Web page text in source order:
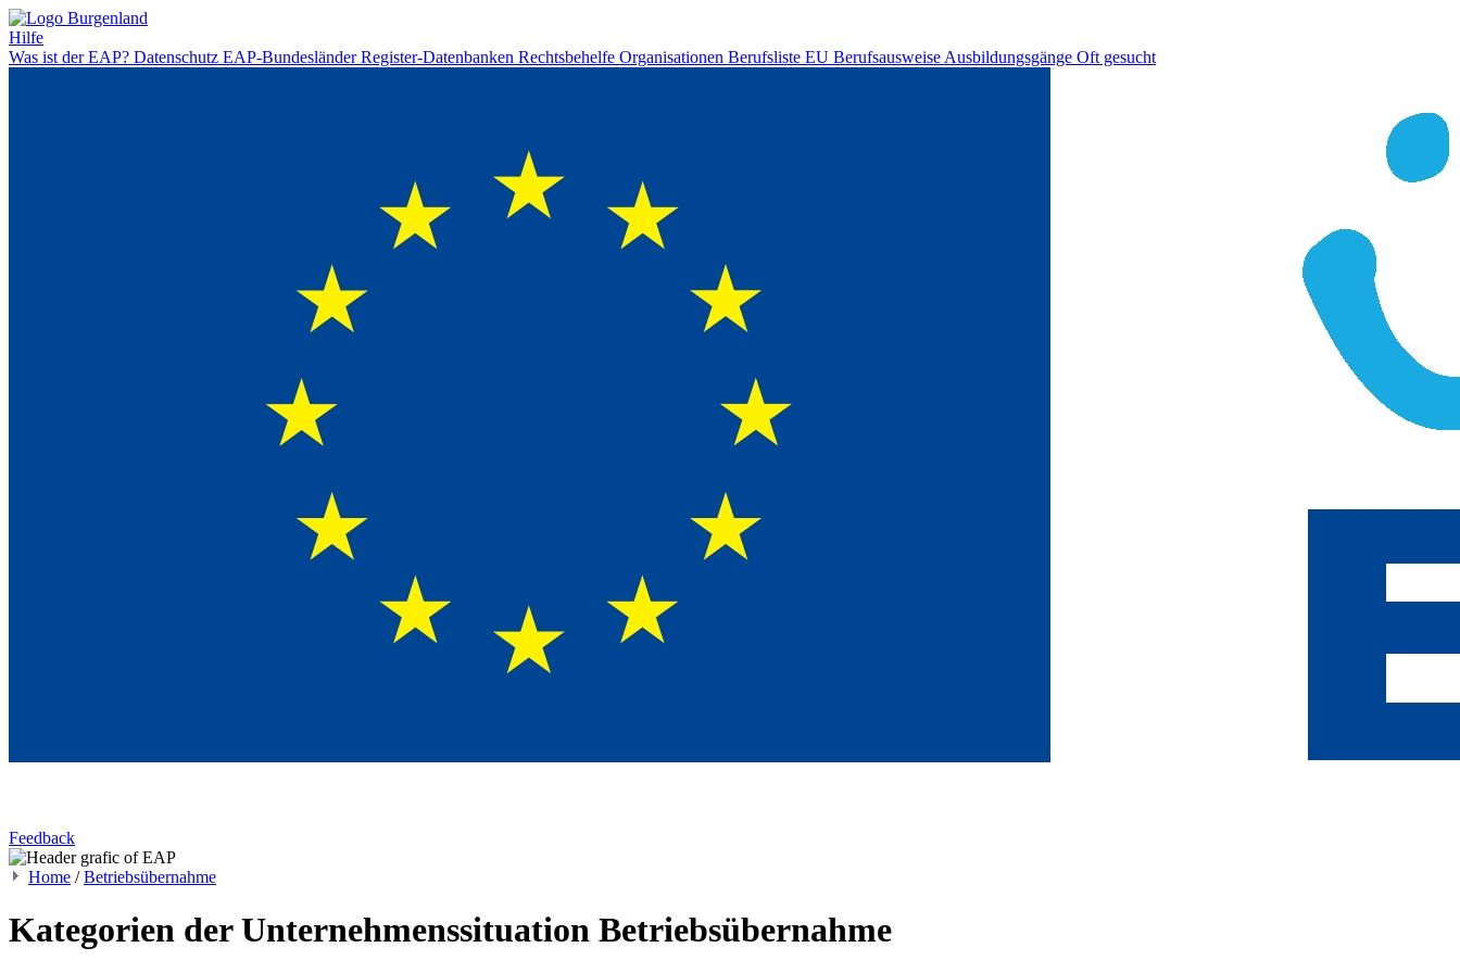
Hilfe
Was ist der EAP? Datenschutz EAP-BundesländerRegister-Datenbanken Rechtsbehelfe Organisationen Berufsliste EU Berufsausweise Ausbildungsgänge Oft gesucht
Feedback
Home /Betriebsübernahme
Kategorien der Unternehmenssituation Betriebsübernahme